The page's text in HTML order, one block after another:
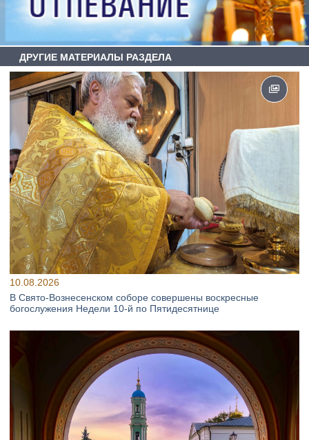
ДРУГИЕ МАТЕРИАЛЫ РАЗДЕЛА
10.08.2026
В Свято‑Вознесенском соборе совершены воскресные
богослужения Недели 10‑й по Пятидесятнице